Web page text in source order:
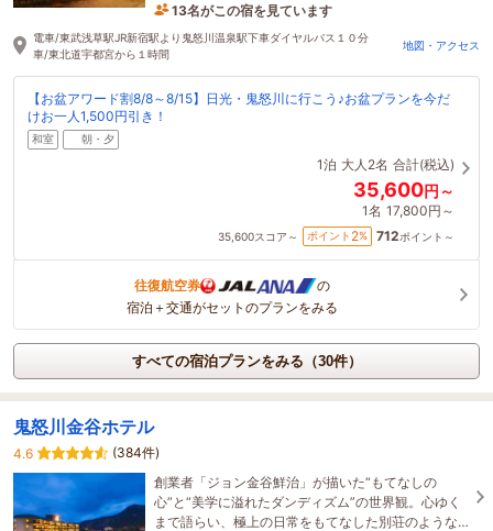
13名がこの宿を見ています
20分前に予約されました
電車/東武浅草駅JR新宿駅より鬼怒川温泉駅下車ダイヤルバス１０分
車/東北道宇都宮から１時間
地図・アクセス
【お盆アワード割8/8～8/15】日光・鬼怒川に行こう♪お盆プランを今だ
けお一人1,500円引き！
和室 朝・夕
1泊 大人2名 合計(税込)
35,600円～
1名 17,800円～
35,600スコア～ ポイント 2% 712ポイント～
往復航空券
の
宿泊＋交通がセットのプランをみる
すべての宿泊プランをみる（30件）
鬼怒川金谷ホテル
4.6
(384件)
創業者「ジョン金谷鮮治」が描いた“もてなしの
心”と“美学に溢れたダンディズム”の世界観。心ゆく
まで語らい、極上の日常をもてなした別荘のような